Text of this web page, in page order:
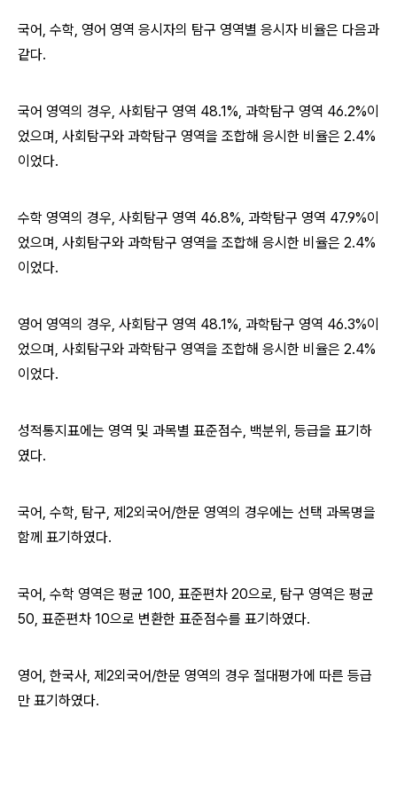
국어, 수학, 영어 영역 응시자의 탐구 영역별 응시자 비율은 다음과
같다.
국어 영역의 경우, 사회탐구 영역 48.1%, 과학탐구 영역 46.2%이
었으며, 사회탐구와 과학탐구 영역을 조합해 응시한 비율은 2.4%
이었다.
수학 영역의 경우, 사회탐구 영역 46.8%, 과학탐구 영역 47.9%이
었으며, 사회탐구와 과학탐구 영역을 조합해 응시한 비율은 2.4%
이었다.
영어 영역의 경우, 사회탐구 영역 48.1%, 과학탐구 영역 46.3%이
었으며, 사회탐구와 과학탐구 영역을 조합해 응시한 비율은 2.4%
이었다.
성적통지표에는 영역 및 과목별 표준점수, 백분위, 등급을 표기하
였다.
국어, 수학, 탐구, 제2외국어/한문 영역의 경우에는 선택 과목명을
함께 표기하였다.
국어, 수학 영역은 평균 100, 표준편차 20으로, 탐구 영역은 평균
50, 표준편차 10으로 변환한 표준점수를 표기하였다.
영어, 한국사, 제2외국어/한문 영역의 경우 절대평가에 따른 등급
만 표기하였다.